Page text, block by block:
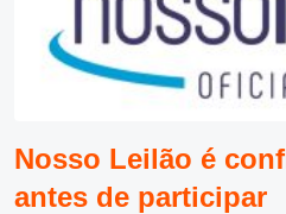
Nosso Leilão é
antes de participar